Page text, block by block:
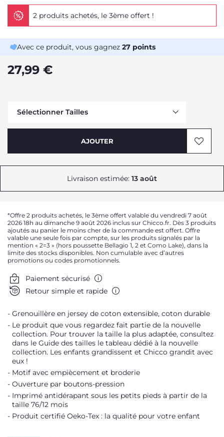
2 produits achetés, le 3ème offert !
Avec ce produit, vous gagnez 27 points
27,99 €
Sélectionner Tailles
AJOUTER
Livraison estimée: 13 août
*Offre 2 produits achetés, le 3ème offert valable du vendredi 7 août
2026 18h au dimanche 9 août 2026 inclus sur Chicco.fr. Dès 3 produits
ajoutés au panier le moins cher de la commande est offert. Offre
valable une seule fois par compte, sur les produits signalés par la
mention « 2=3 » (hors poussette Bellagio 1, 2 et Como Lake), dans la
limite des stocks disponibles. Non cumulable avec d’autres
promotions ou codes promotionnels.
Paiement sécurisé
Retour simple et rapide
Grenouillère en jersey de coton extensible, coton durable
Le produit que vous regardez fait partie de la nouvelle
collection. Pour trouver la taille la plus adaptée, consultez
dans le Guide des tailles le tableau dédié à la nouvelle
collection. Les enfants grandissent et Chicco grandit avec
eux !
Motif avec empiècement et broderie
Ouverture par boutons-pression
Imprimé antidérapant sous les petits pieds à partir de la
taille 76/12 mois
Produit certifié Oeko-Tex : la qualité pour votre enfant